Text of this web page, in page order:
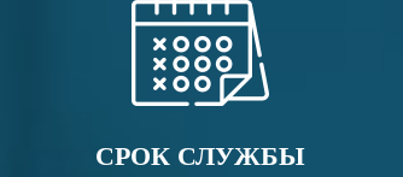
СРОК СЛУЖБЫ